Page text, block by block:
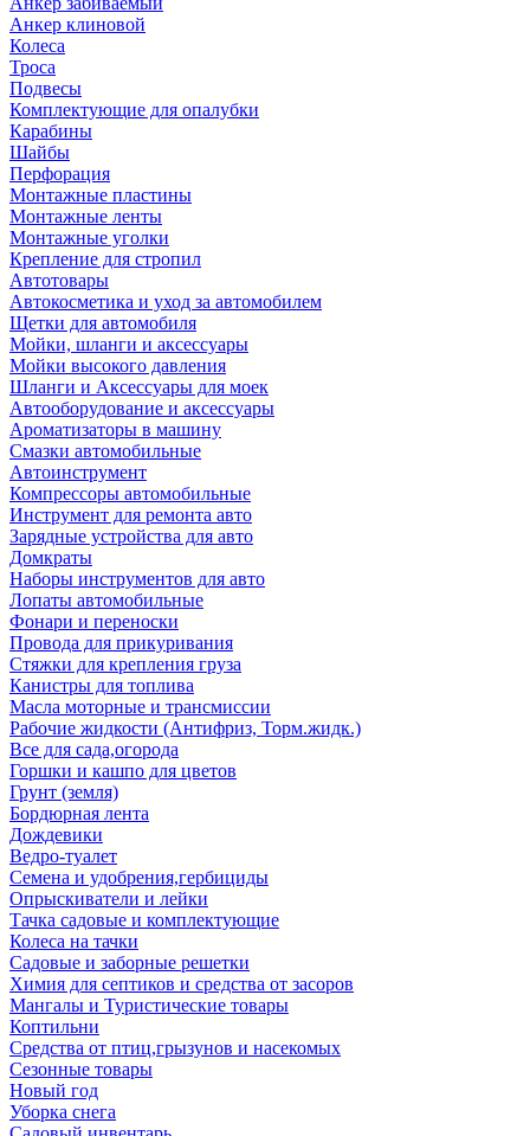
Анкер клиновой
Колеса
Троса
Подвесы
Комплектующие для опалубки
Карабины
Шайбы
Перфорация
Монтажные пластины
Монтажные ленты
Монтажные уголки
Крепление для стропил
Автотовары
Автокосметика и уход за автомобилем
Щетки для автомобиля
Мойки, шланги и аксессуары
Мойки высокого давления
Шланги и Аксессуары для моек
Автооборудование и аксессуары
Ароматизаторы в машину
Смазки автомобильные
Автоинструмент
Компрессоры автомобильные
Инструмент для ремонта авто
Зарядные устройства для авто
Домкраты
Наборы инструментов для авто
Лопаты автомобильные
Фонари и переноски
Провода для прикуривания
Стяжки для крепления груза
Канистры для топлива
Масла моторные и трансмиссии
Рабочие жидкости (Антифриз, Торм.жидк.)
Все для сада,огорода
Горшки и кашпо для цветов
Грунт (земля)
Бордюрная лента
Дождевики
Ведро-туалет
Семена и удобрения,гербициды
Опрыскиватели и лейки
Тачка садовые и комплектующие
Колеса на тачки
Садовые и заборные решетки
Химия для септиков и средства от засоров
Мангалы и Туристические товары
Коптильни
Средства от птиц,грызунов и насекомых
Сезонные товары
Новый год
Уборка снега